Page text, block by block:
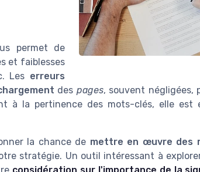
permet de
et faiblesses
Les erreurs
des pages, souvent négligées,
à la pertinence des mots-clés, elle est
la chance de mettre en œuvre des
stratégie. Un outil intéressant à